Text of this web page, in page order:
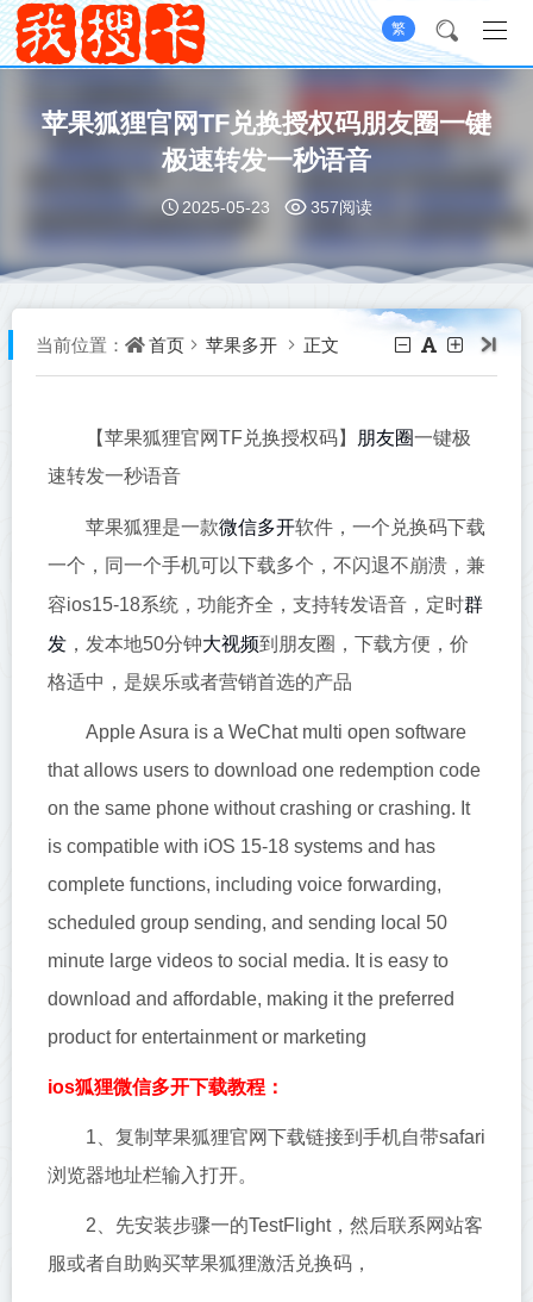
繁
苹果狐狸官网TF兑换授权码朋友圈一键
极速转发一秒语音
2025-05-23 357阅读
当前位置： 首页 苹果多开 正文
【苹果狐狸官网TF兑换授权码】 朋友圈一键极
速转发一秒语音
苹果狐狸是一款微信多开软件，一个兑换码下载
一个，同一个手机可以下载多个，不闪退不崩溃，兼
容ios15-18系统，功能齐全，支持转发语音，定时群
发 ，发本地50分钟大视频到朋友圈，下载方便，价
格适中，是娱乐或者营销首选的产品
Apple Asura is a WeChat multi open software
that allows users to download one redemption code
on the same phone without crashing or crashing. It
is compatible with iOS 15-18 systems and has
complete functions, including voice forwarding,
scheduled group sending, and sending local 50
minute large videos to social media. It is easy to
download and affordable, making it the preferred
product for entertainment or marketing
ios狐狸微信多开下载教程：
1、复制苹果狐狸官网下载链接到手机自带safari
浏览器地址栏输入打开。
2、先安装步骤一的TestFlight，然后联系网站客
服或者自助购买苹果狐狸激活兑换码，